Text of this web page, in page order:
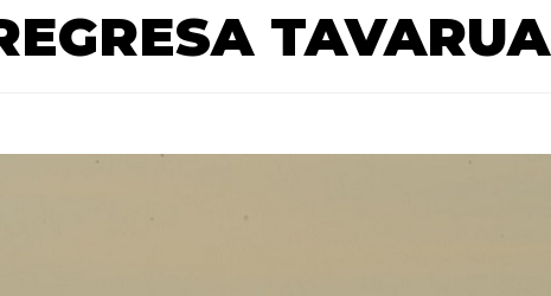
TAVARUA